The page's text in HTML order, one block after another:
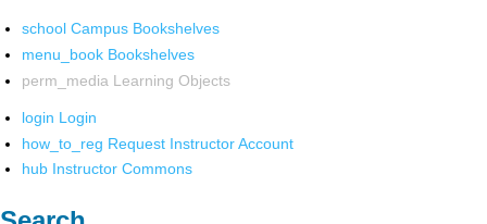
school Campus Bookshelves
menu_book Bookshelves
perm_media Learning Objects
login Login
how_to_reg Request Instructor Account
hub Instructor Commons